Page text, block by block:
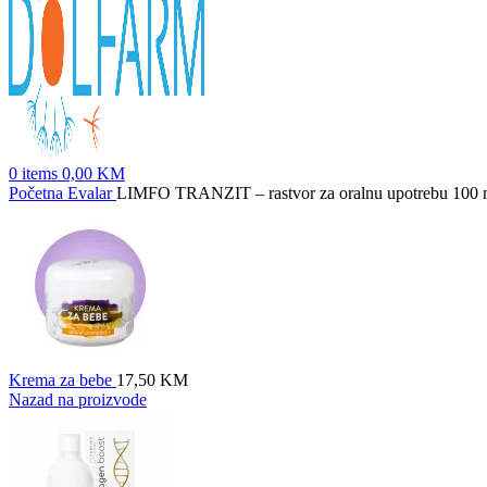
0 items 0,00 KM
Početna EvalarLIMFO TRANZIT – rastvor za oralnu upotrebu 100
Krema za bebe 17,50 KM
Nazad na proizvode